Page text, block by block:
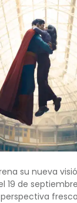
su nueva
19 de